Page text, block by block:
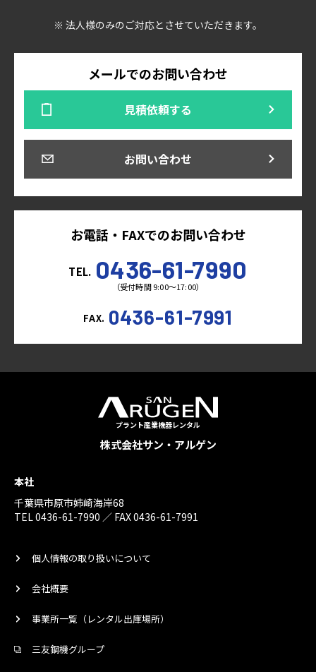
※ 法人様のみのご対応とさせていただきます。
メールでのお問い合わせ
見積依頼する
お問い合わせ
お電話・FAXでのお問い合わせ
TEL. 0436-61-7990
（受付時間 9:00～17:00）
FAX. 0436-61-7991
プラント産業機器レンタル
株式会社サン・アルゲン
本社
千葉県市原市姉崎海岸68
TEL 0436-61-7990 ／ FAX 0436-61-7991
個人情報の取り扱いについて
会社概要
事業所一覧（レンタル出庫場所）
三友鋼機グループ